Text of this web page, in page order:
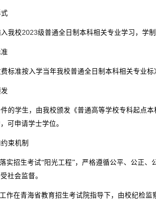
我校2023级普通全日制本科相关专业学习，学制
标准按入学当年我校普通全日制本科相关专业标
的学生，由我校颁发《普通高等学校专科起点
可申请学士学位。
束机制
实招生考试“阳光工程”，严格遵循公平、公正、
社会监督。
作在青海省教育招生考试院指导下，由校纪检监